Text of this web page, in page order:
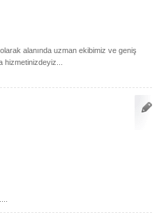
alanında uzman ekibimiz ve geniş
hizmetinizdeyiz...